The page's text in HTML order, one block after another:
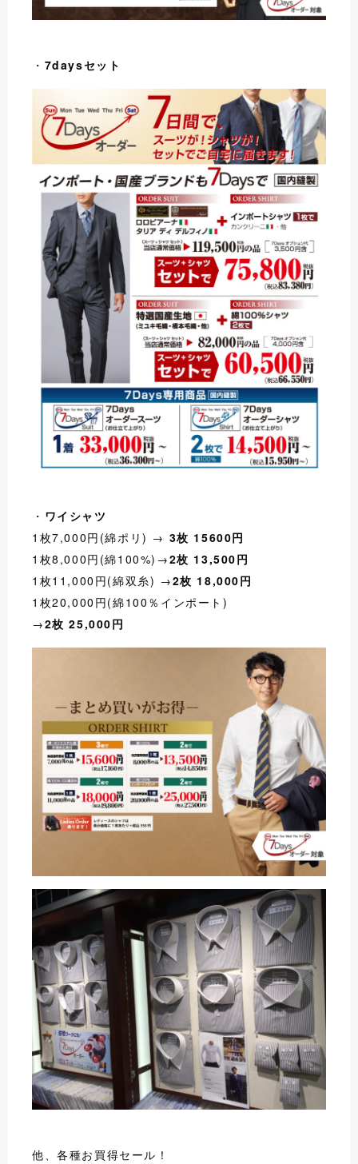
・ 7daysセット
・ ワイシャツ
1枚7,000円(綿ポリ) → 3枚 15600円
1枚8,000円(綿100%)→2枚 13,500円
1枚11,000円(綿双糸) →2枚 18,000円
1枚20,000円(綿100％インポート)
→2枚 25,000円
他、各種お買得セール！